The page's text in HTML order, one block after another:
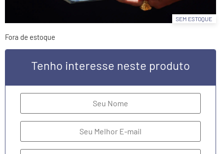
SEM ESTOQUE
Fora de estoque
Tenho interesse neste produto